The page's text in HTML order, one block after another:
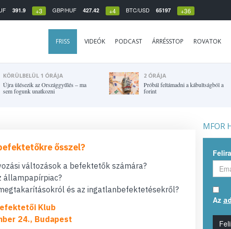
391.9 +3 GBP/HUF 427.42 +4 BTC/USD 65197 +36
FRISS VIDEÓK PODCAST ÁRRÉSSTOP ROVATOK
KÖRÜLBELÜL 1 ÓRÁJA
Újra ülésezik az Országgyűlés – ma
sem fogunk unatkozni
2 ÓRÁJA
Próbál feltámadni a kábultságból a
forint
ősszel?
változások a befektetők számára?
állampapírpiac?
és az ingatlanbefektetésekről?
Klub
24., Budapest
MFOR
Az